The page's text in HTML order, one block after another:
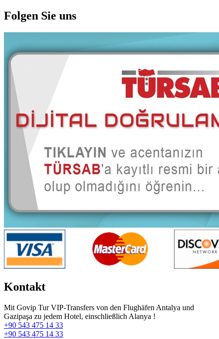
Folgen Sie uns
Kontakt
Mit Govip Tur VIP-Transfers von den Flughäfen Antalya und
Gazipaşa zu jedem Hotel, einschließlich Alanya !
+90 543 475 14 33
+90 543 475 14 33